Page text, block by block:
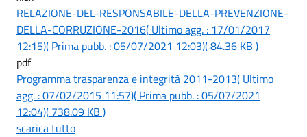
RELAZIONE-DEL-RESPONSABILE-DELLA-PREVENZIONE-
DELLA-CORRUZIONE-2016( Ultimo agg. : 17/01/2017
12:15)( Prima pubb. : 05/07/2021 12:03)( 84.36 KB )
pdf
Programma trasparenza e integrità 2011-2013( Ultimo
agg. : 07/02/2015 11:57)( Prima pubb. : 05/07/2021
12:04)( 738.09 KB )
scarica tutto